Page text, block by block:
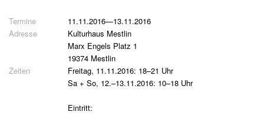
11.11.2016—13.11.2016
Kulturhaus Mestlin
Marx Engels Platz 1
19374 Mestlin
Freitag, 11.11.2016: 18–21 Uhr
Sa + So, 12.–13.11.2016: 10–18 Uhr
Eintritt: